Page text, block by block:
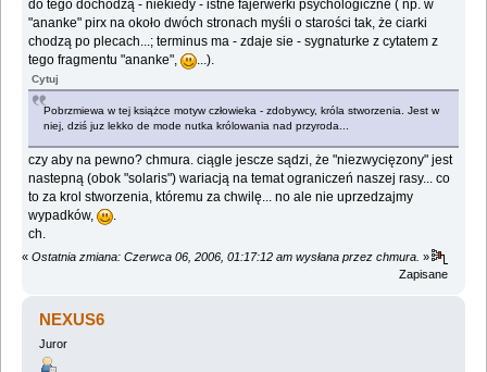
do tego dochodzą - niekiedy - istne fajerwerki psychologiczne ( np. w
"ananke" pirx na około dwóch stronach myśli o starości tak, że ciarki
chodzą po plecach...; terminus ma - zdaje sie - sygnaturke z cytatem z
tego fragmentu "ananke",
...).
Cytuj
Pobrzmiewa w tej książce motyw człowieka - zdobywcy, króla stworzenia. Jest w
niej, dziś juz lekko de mode nutka królowania nad przyroda...
czy aby na pewno? chmura. ciągle jescze sądzi, że "niezwycięzony" jest
nastepną (obok "solaris") wariacją na temat ograniczeń naszej rasy... co
to za krol stworzenia, któremu za chwilę... no ale nie uprzedzajmy
wypadków,
.
ch.
« Ostatnia zmiana: Czerwca 06, 2006, 01:17:12 am wysłana przez chmura. »
Zapisane
NEXUS6
Juror